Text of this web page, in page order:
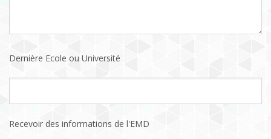
Dernière Ecole ou Université
Recevoir des informations de l'EMD